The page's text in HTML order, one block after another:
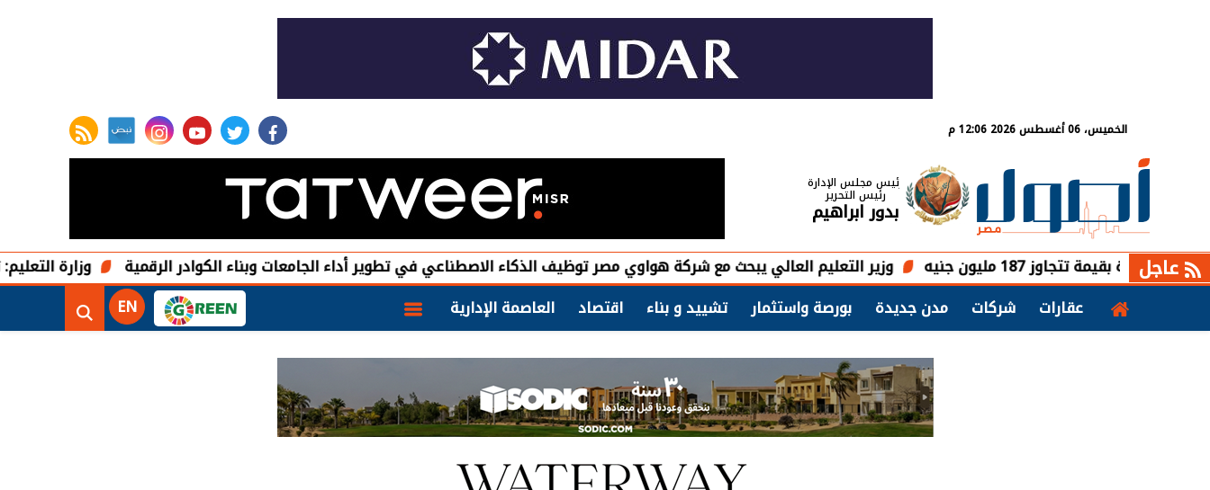
الخميس، 06 أغسطس 2026 12:06 م facebook
twitter
youtube
instagram
rss feed
رئيس مجلس الإدارة
رئيس التحرير
بدور ابراهيم
عاجل وزارة التعليم: تظلمات
وزير التعليم العالي يبحث مع شركة هواوي مصر توظيف الذكاء الاصطناعي في تطوير أداء الجامعات وبناء الكوادر الرقمية
عقارات
شركات مدن جديدة بورصة واستثمار تشييد و بناء اقتصاد العاصمة الإدارية EN